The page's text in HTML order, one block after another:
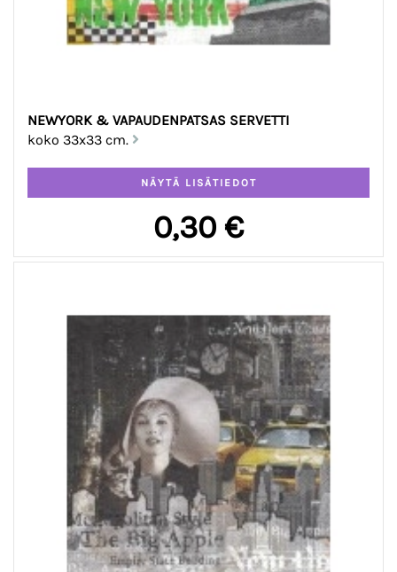
NEWYORK & VAPAUDENPATSAS SERVETTI
koko 33x33 cm.
0,30 €